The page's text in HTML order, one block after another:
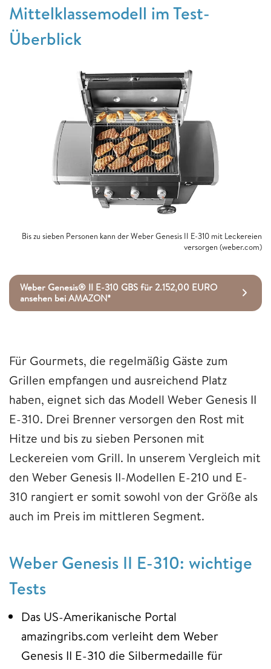
Mittelklassemodell im Test-
Überblick
Bis zu sieben Personen kann der Weber Genesis II E-310 mit Leckereien
versorgen (weber.com)
Weber Genesis® II E-310 GBS für 2.152,00 EURO
ansehen bei AMAZON*
Für Gourmets, die regelmäßig Gäste zum
Grillen empfangen und ausreichend Platz
haben, eignet sich das Modell Weber Genesis II
E-310. Drei Brenner versorgen den Rost mit
Hitze und bis zu sieben Personen mit
Leckereien vom Grill. In unserem Vergleich mit
den Weber Genesis II-Modellen E-210 und E-
310 rangiert er somit sowohl von der Größe als
auch im Preis im mittleren Segment.
Weber Genesis II E-310: wichtige
Tests
Das US-Amerikanische Portal
amazingribs.com verleiht dem Weber
Genesis II E-310 die Silbermedaille für